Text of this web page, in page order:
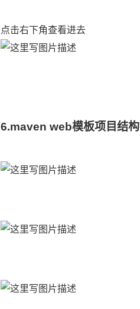
点击右下角查看进去
6.maven web模板项目结构